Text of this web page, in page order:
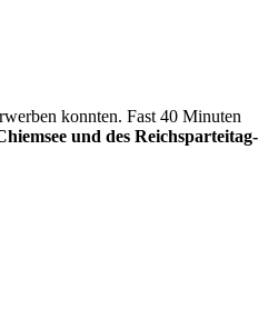
konnten. Fast 40 Minuten
und des Reichsparteitag-